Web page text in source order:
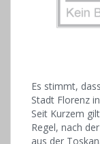
Es stimmt,
Stadt Florenz
Seit Kurzem
Regel, nach
aus der